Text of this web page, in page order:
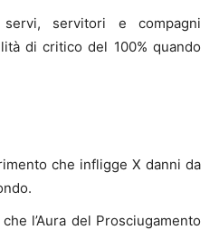
servitori e compagni
di critico del 100% quando
che infligge X danni da
l’Aura del Prosciugamento